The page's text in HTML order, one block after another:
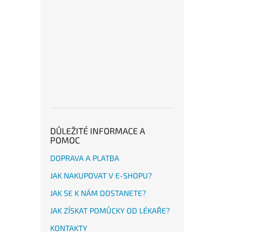
DŮLEŽITÉ INFORMACE A
POMOC
DOPRAVA A PLATBA
JAK NAKUPOVAT V E-SHOPU?
JAK SE K NÁM DOSTANETE?
JAK ZÍSKAT POMŮCKY OD LÉKAŘE?
KONTAKTY